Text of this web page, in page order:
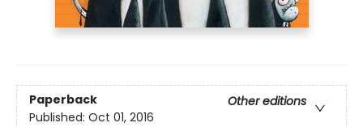
Paperback
Other editions
Published: Oct 01, 2016